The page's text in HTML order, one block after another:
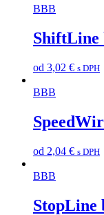
BBB
ShiftLine
od 3,02 € s DPH
BBB
od 2,04 € s DPH
BBB
StopLine